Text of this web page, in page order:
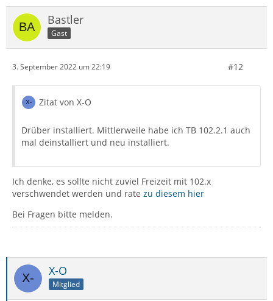
Bastler
Gast
3. September 2022 um 22:19 #12
Zitat von X-O
Drüber installiert. Mittlerweile habe ich TB 102.2.1 auch
mal deinstalliert und neu installiert.
Ich denke, es sollte nicht zuviel Freizeit mit 102.x
verschwendet werden und rate zu diesem hier
Bei Fragen bitte melden.
X-O
Mitglied